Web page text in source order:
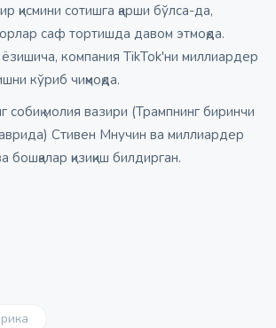
қисмини сотишга қарши бўлса-да,
саф тортишда давом этмоқда.
компания TikTok'ни миллиардер
кўриб чиқмоқда.
молия вазири (Трампнинг биринчи
Стивен Мнучин ва миллиардер
қизиқиш билдирган.